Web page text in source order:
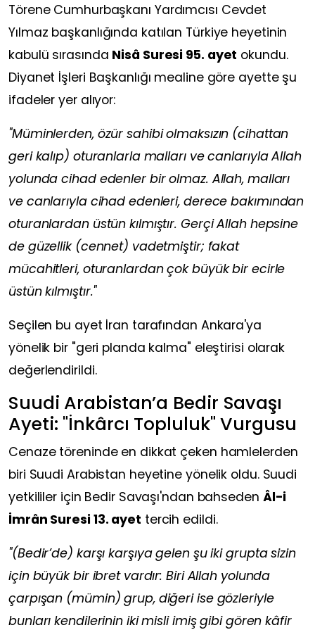
Törene Cumhurbaşkanı Yardımcısı Cevdet
Yılmaz başkanlığında katılan Türkiye heyetinin
kabulü sırasında Nisâ Suresi 95. ayet okundu.
Diyanet İşleri Başkanlığı mealine göre ayette şu
ifadeler yer alıyor:
"Müminlerden, özür sahibi olmaksızın (cihattan
geri kalıp) oturanlarla malları ve canlarıyla Allah
yolunda cihad edenler bir olmaz. Allah, malları
ve canlarıyla cihad edenleri, derece bakımından
oturanlardan üstün kılmıştır. Gerçi Allah hepsine
de güzellik (cennet) vadetmiştir; fakat
mücahitleri, oturanlardan çok büyük bir ecirle
üstün kılmıştır."
Seçilen bu ayet İran tarafından Ankara'ya
yönelik bir "geri planda kalma" eleştirisi olarak
değerlendirildi.
Suudi Arabistan’a Bedir Savaşı
Ayeti: "İnkârcı Topluluk" Vurgusu
Cenaze töreninde en dikkat çeken hamlelerden
biri Suudi Arabistan heyetine yönelik oldu. Suudi
yetkililer için Bedir Savaşı'ndan bahseden Âl-i
İmrân Suresi 13. ayet tercih edildi.
"(Bedir’de) karşı karşıya gelen şu iki grupta sizin
için büyük bir ibret vardır: Biri Allah yolunda
çarpışan (mümin) grup, diğeri ise gözleriyle
bunları kendilerinin iki misli imiş gibi gören kâfir